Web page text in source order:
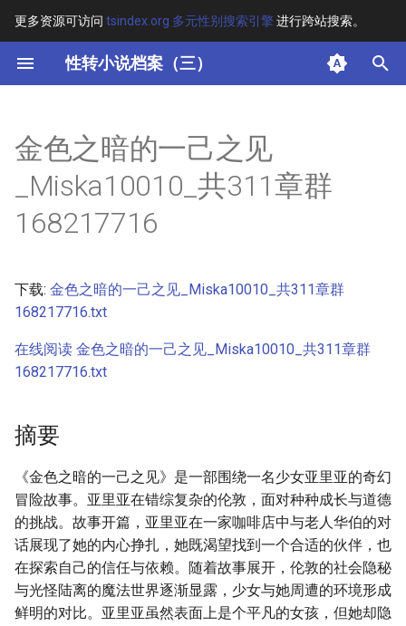
更多资源可访问 tsindex.org 多元性别搜索引擎进行跨站搜索。
性转小说档案（三）
键
开
其他信息
正文
金色之暗的一己之见
_Miska10010_共311章群
168217716
下载: 金色之暗的一己之见_Miska10010_共311章群
168217716.txt
在线阅读 金色之暗的一己之见_Miska10010_共311章群
168217716.txt
摘要
《金色之暗的一己之见》是一部围绕一名少女亚里亚的奇幻
冒险故事。亚里亚在错综复杂的伦敦，面对种种成长与道德
的挑战。故事开篇，亚里亚在一家咖啡店中与老人华伯的对
话展现了她的内心挣扎，她既渴望找到一个合适的伙伴，也
在探索自己的信任与依赖。随着故事展开，伦敦的社会隐秘
与光怪陆离的魔法世界逐渐显露，少女与她周遭的环境形成
鲜明的对比。亚里亚虽然表面上是个平凡的女孩，但她却隐